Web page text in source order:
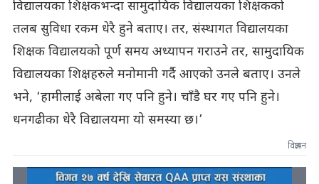
विद्यालयका शिक्षकभन्दा सामुदायिक विद्यालयका शिक्षकको
तलब सुविधा रकम धेरै हुने बताए। तर, संस्थागत विद्यालयका
शिक्षक विद्यालयको पूर्ण समय अध्यापन गराउने तर, सामुदायिक
विद्यालयका शिक्षहरुले मनोमानी गर्दै आएको उनले बताए। उनले
भने, ‘हामीलाई अबेला गए पनि हुने। चाँडै घर गए पनि हुने।
धनगढीका धेरै विद्यालयमा यो समस्या छ।’
विज्ञापन